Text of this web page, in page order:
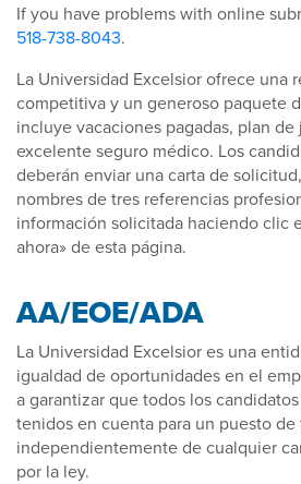
If you have problems with online
518-738-8043.
La Universidad Excelsior ofrece una
competitiva y un generoso paquete
incluye vacaciones pagadas, plan
excelente seguro médico. Los
deberán enviar una carta de
nombres de tres referencias
información solicitada haciendo clic
ahora» de esta página.
AA/EOE/ADA
La Universidad Excelsior es una
igualdad de oportunidades en el
a garantizar que todos los
tenidos en cuenta para un puesto de
independientemente de cualquier
por la ley.